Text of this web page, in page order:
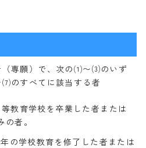
（専願）で、次の⑴〜⑶のいず
のすべてに該当する者
教育学校を卒業した者または
者。
の学校教育を修了した者または